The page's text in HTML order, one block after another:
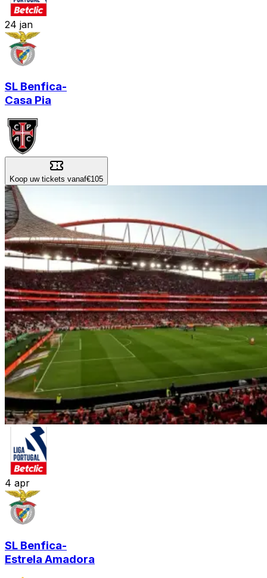
24 jan
SL Benfica-
Casa Pia
Koop uw tickets vanaf€105
4 apr
SL Benfica-
Estrela Amadora